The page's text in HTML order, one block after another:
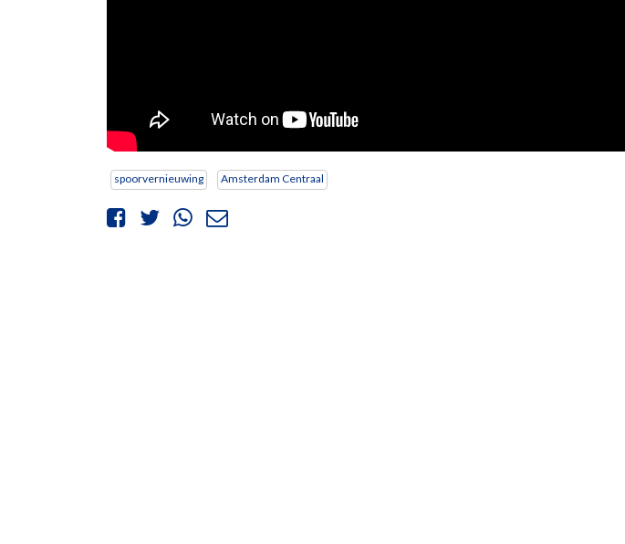
spoorvernieuwing Amsterdam Centraal